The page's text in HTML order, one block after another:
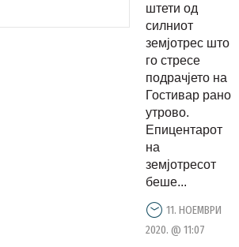
погоди
регион
штети од
силниот
земјотрес што
го стресе
подрачјето на
Гостивар рано
утрово.
Епицентарот
на
земјотресот
беше...
11. НОЕМВРИ
2020. @ 11:07